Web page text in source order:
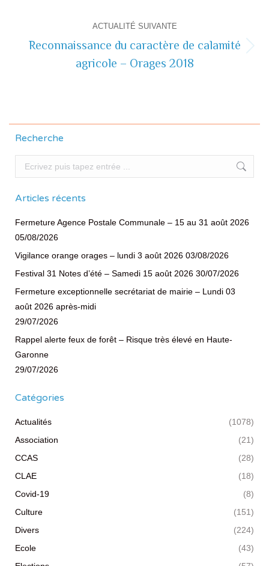
ACTUALITÉ SUIVANTE
suivante
Reconnaissance du caractère de calamité
agricole – Orages 2018
Recherche
Recherche
Articles récents
Fermeture Agence Postale Communale – 15 au 31 août 2026
05/08/2026
Vigilance orange orages – lundi 3 août 2026 03/08/2026
Festival 31 Notes d’été – Samedi 15 août 2026 30/07/2026
Fermeture exceptionnelle secrétariat de mairie – Lundi 03
août 2026 après-midi
29/07/2026
Rappel alerte feux de forêt – Risque très élevé en Haute-
Garonne
29/07/2026
Catégories
Actualités
(1078)
Association
(21)
CCAS
(28)
CLAE
(18)
Covid-19
(8)
Culture
(151)
Divers
(224)
Ecole
(43)